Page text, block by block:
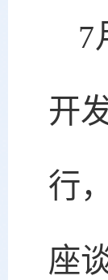
7
开
行
座